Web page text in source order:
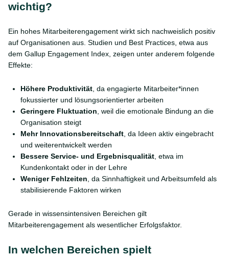
wichtig?
Ein hohes Mitarbeiterengagement wirkt sich nachweislich positiv
auf Organisationen aus. Studien und Best Practices, etwa aus
dem Gallup Engagement Index, zeigen unter anderem folgende
Effekte:
Höhere Produktivität , da engagierte Mitarbeiter*innen
fokussierter und lösungsorientierter arbeiten
Geringere Fluktuation , weil die emotionale Bindung an die
Organisation steigt
Mehr Innovationsbereitschaft , da Ideen aktiv eingebracht
und weiterentwickelt werden
Bessere Service- und Ergebnisqualität , etwa im
Kundenkontakt oder in der Lehre
Weniger Fehlzeiten , da Sinnhaftigkeit und Arbeitsumfeld als
stabilisierende Faktoren wirken
Gerade in wissensintensiven Bereichen gilt
Mitarbeiterengagement als wesentlicher Erfolgsfaktor.
In welchen Bereichen spielt